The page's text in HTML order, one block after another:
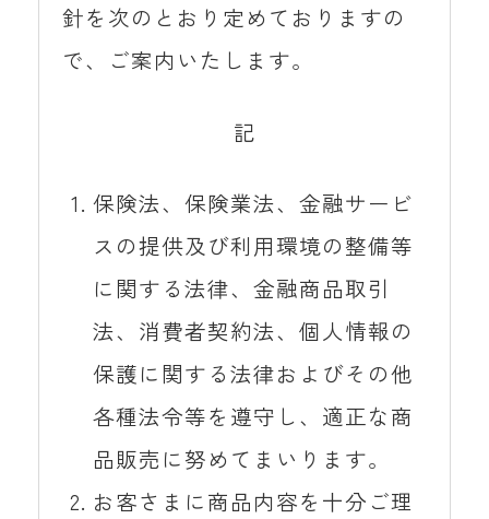
針を次のとおり定めておりますの
で、ご案内いたします。
記
保険法、保険業法、金融サービ
スの提供及び利用環境の整備等
に関する法律、金融商品取引
法、消費者契約法、個人情報の
保護に関する法律およびその他
各種法令等を遵守し、適正な商
品販売に努めてまいります。
お客さまに商品内容を十分ご理